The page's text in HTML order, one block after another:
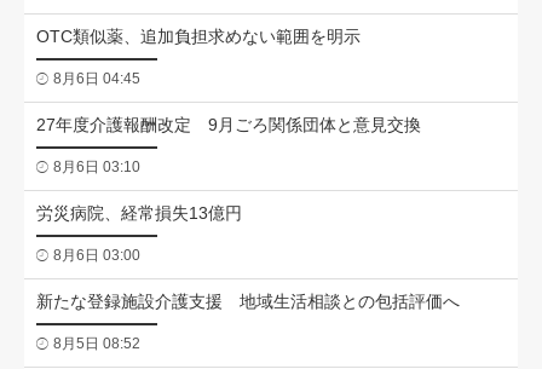
OTC類似薬、追加負担求めない範囲を明示
8月6日 04:45
27年度介護報酬改定 9月ごろ関係団体と意見交換
8月6日 03:10
労災病院、経常損失13億円
8月6日 03:00
新たな登録施設介護支援 地域生活相談との包括評価へ
8月5日 08:52